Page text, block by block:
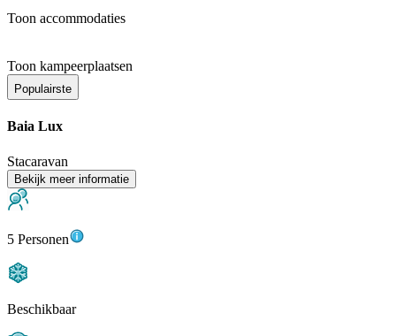
Toon accommodaties
Toon kampeerplaatsen
Populairste
Baia Lux
Stacaravan
Bekijk meer informatie
5 Personen
Beschikbaar